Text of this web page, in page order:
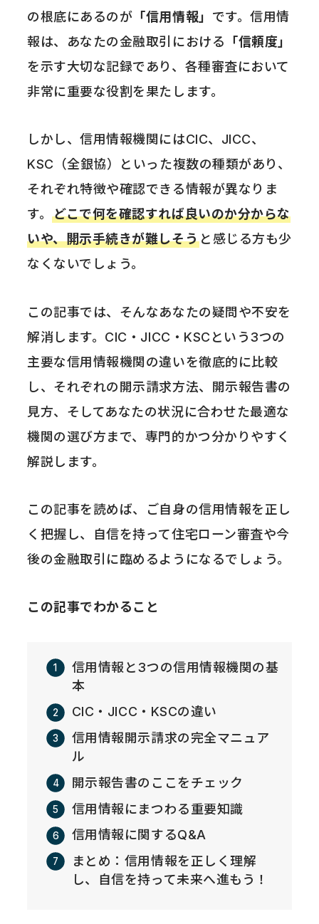
の根底にあるのが 「信用情報」 です。信用情
報は、あなたの金融取引における
「信頼度」
を示す大切な記録であり、各種審査において
非常に重要な役割を果たします。
しかし、信用情報機関にはCIC、JICC、
KSC（全銀協）といった複数の種類があり、
それぞれ特徴や確認できる情報が異なりま
す。どこで何を確認すれば良いのか分からな
いや、開示手続きが難しそう と感じる方も少
なくないでしょう。
この記事では、そんなあなたの疑問や不安を
解消します。CIC・JICC・KSCという3つの
主要な信用情報機関の違いを徹底的に比較
し、それぞれの開示請求方法、開示報告書の
見方、そしてあなたの状況に合わせた最適な
機関の選び方まで、専門的かつ分かりやすく
解説します。
この記事を読めば、ご自身の信用情報を正し
く把握し、自信を持って住宅ローン審査や今
後の金融取引に臨めるようになるでしょう。
この記事でわかること
信用情報と3つの信用情報機関の基
本
CIC・JICC・KSCの違い
信用情報開示請求の完全マニュア
ル
開示報告書のここをチェック
信用情報にまつわる重要知識
信用情報に関するQ&A
まとめ：信用情報を正しく理解
し、自信を持って未来へ進もう！